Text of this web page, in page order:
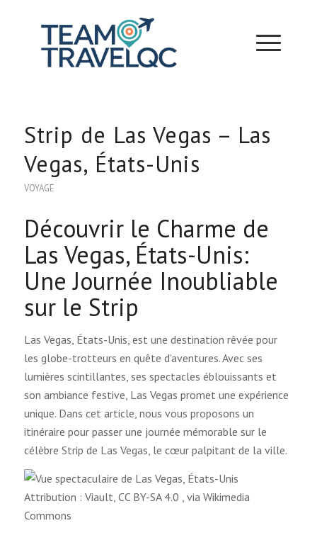
Strip de Las Vegas – Las
Vegas, États-Unis
VOYAGE
Découvrir le Charme de
Las Vegas, États-Unis:
Une Journée Inoubliable
sur le Strip
Las Vegas, États-Unis, est une destination rêvée pour
les globe-trotteurs en quête d’aventures. Avec ses
lumières scintillantes, ses spectacles éblouissants et
son ambiance festive, Las Vegas promet une expérience
unique. Dans cet article, nous vous proposons un
itinéraire pour passer une journée mémorable sur le
célèbre Strip de Las Vegas, le cœur palpitant de la ville.
Attribution : Viault, CC BY-SA 4.0 , via Wikimedia
Commons